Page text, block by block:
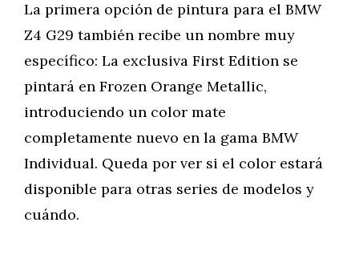
La primera opción de pintura para el BMW
Z4 G29 también recibe un nombre muy
específico: La exclusiva First Edition se
pintará en Frozen Orange Metallic,
introduciendo un color mate
completamente nuevo en la gama BMW
Individual. Queda por ver si el color estará
disponible para otras series de modelos y
cuándo.